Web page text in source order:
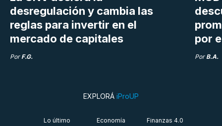
desregulación y cambia las
reglas para invertir en el
mercado de capitales
Por F.G.
por
Por B.A.
EXPLORÁ iProUP
Lo último
Economía
Finanzas 4.0